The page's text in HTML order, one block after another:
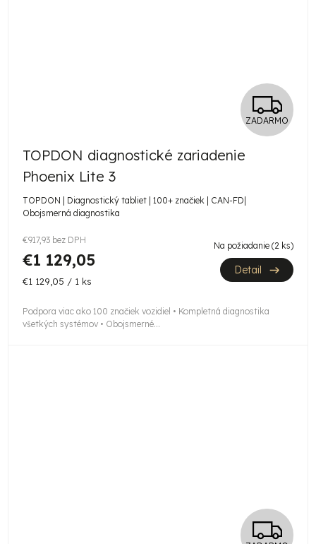
Z
A
M
O
ZADARMO
TOPDON diagnostické zariadenie
Phoenix Lite 3
TOPDON | Diagnostický tabliet | 100+ značiek | CAN-FD|
Obojsmerná diagnostika
€917,93 bez DPH
€1 129,05
Jednotková
€1 129,05 / 1 ks
Na požiadanie (2 ks)
Detail
Podpora viac ako 100 značiek vozidiel • Kompletná diagnostika
všetkých systémov • Obojsmerné...
Z